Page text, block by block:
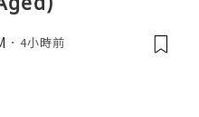
4小時前